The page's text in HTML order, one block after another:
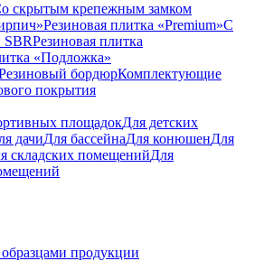
скрытым крепежным замком
Резиновая плитка «Premium»С
Резиновая плитка
«Подложка»
бордюрКомплектующие
покрытия
площадокДля детских
дачиДля бассейнаДля конюшенДля
складских помещенийДля
продукции